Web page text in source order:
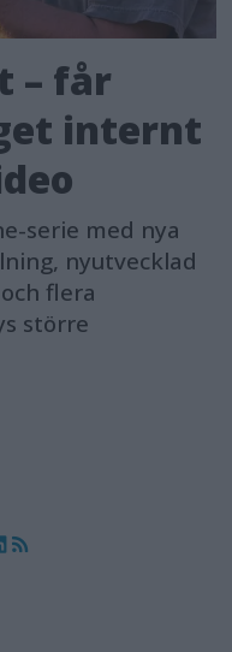
– får
internt
serie med nya
nyutvecklad
flera
större